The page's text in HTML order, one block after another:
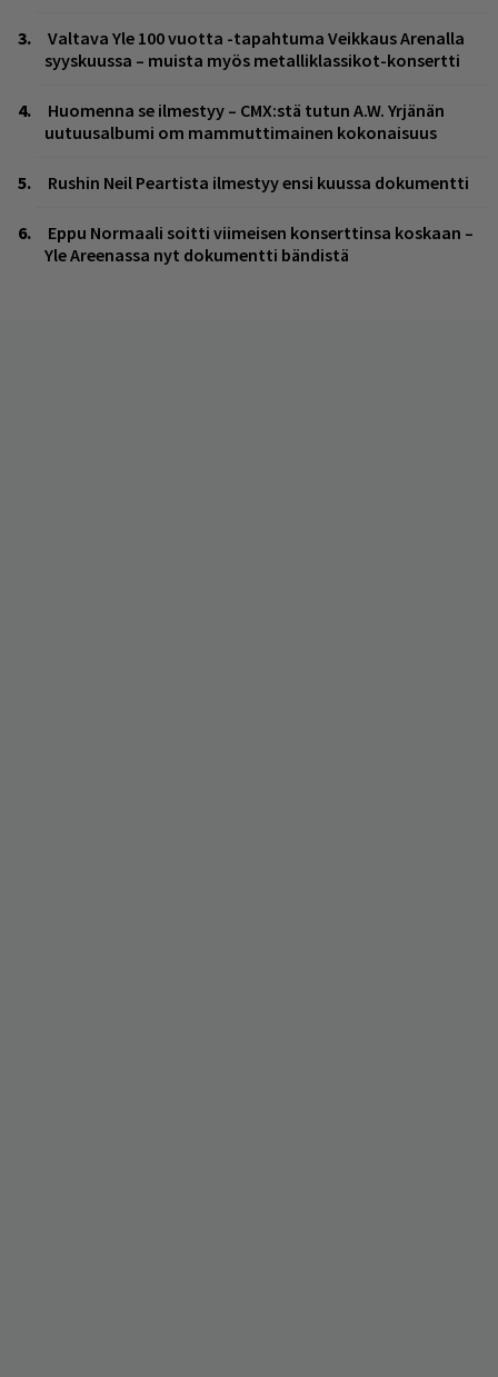
Valtava Yle 100 vuotta -tapahtuma Veikkaus Arenalla
syyskuussa – muista myös metalliklassikot-konsertti
Huomenna se ilmestyy – CMX:stä tutun A.W. Yrjänän
uutuusalbumi om mammuttimainen kokonaisuus
Rushin Neil Peartista ilmestyy ensi kuussa dokumentti
Eppu Normaali soitti viimeisen konserttinsa koskaan –
Yle Areenassa nyt dokumentti bändistä